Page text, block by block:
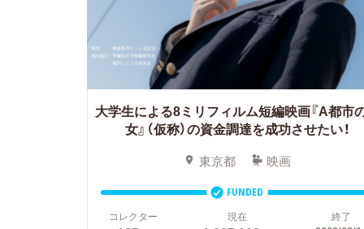
大学生による8ミリフィルム短編映画『A都市
女』（仮称）の資金調達を成功させたい！
東京都 映画
FUNDED
コレクター
現在 終了